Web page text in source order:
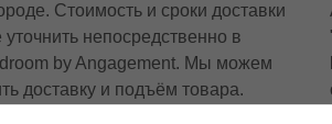
Стоимость и сроки доставки
непосредственно в
by Angagement. Мы можем
доставку и подъём товара.